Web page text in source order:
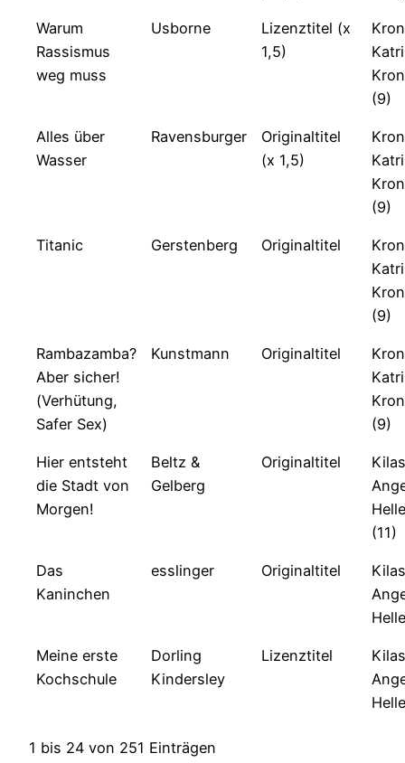
Warum
Rassismus
weg muss
Usborne
Lizenztitel (x
1,5)
(9)
Alles über
Wasser
Ravensburger
Originaltitel
(x 1,5)
(9)
Titanic Gerstenberg Originaltitel
(9)
Rambazamba?
Aber sicher!
(Verhütung,
Safer Sex)
Kunstmann Originaltitel
(9)
Hier entsteht
die Stadt von
Morgen!
Beltz &
Gelberg
Originaltitel
(11)
Das
Kaninchen
esslinger Originaltitel
Meine erste
Kochschule
Dorling
Kindersley
Lizenztitel
1 bis 24 von 251 Einträgen